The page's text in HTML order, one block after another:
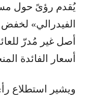
يُقدم رؤىً حول
الفيدرالي» لخفض
أصل غير مُدرّ
أسعار الفائدة
ويشير استطلاع